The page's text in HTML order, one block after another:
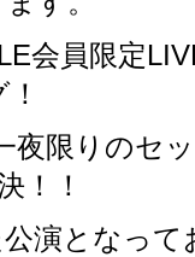
会員限定
夜限りのセ
！！
演となっ